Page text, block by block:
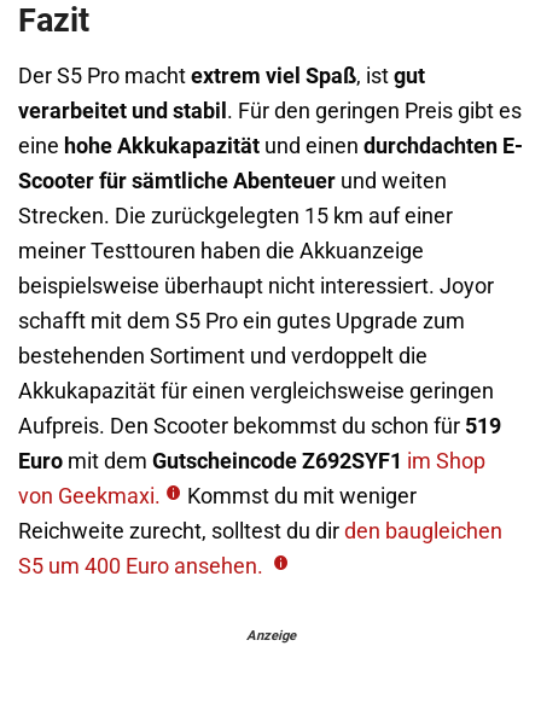
Fazit
Der S5 Pro macht extrem viel Spaß, ist gut
verarbeitet und stabil . Für den geringen Preis gibt es
eine hohe Akkukapazität und einen durchdachten E-
Scooter für sämtliche Abenteuer und weiten
Strecken. Die zurückgelegten 15 km auf einer
meiner Testtouren haben die Akkuanzeige
beispielsweise überhaupt nicht interessiert. Joyor
schafft mit dem S5 Pro ein gutes Upgrade zum
bestehenden Sortiment und verdoppelt die
Akkukapazität für einen vergleichsweise geringen
Aufpreis. Den Scooter bekommst du schon für 519
Euro mit dem Gutscheincode Z692SYF1 im Shop
von Geekmaxi.
Kommst du mit weniger
Reichweite zurecht, solltest du dir den baugleichen
S5 um 400 Euro ansehen.
Anzeige